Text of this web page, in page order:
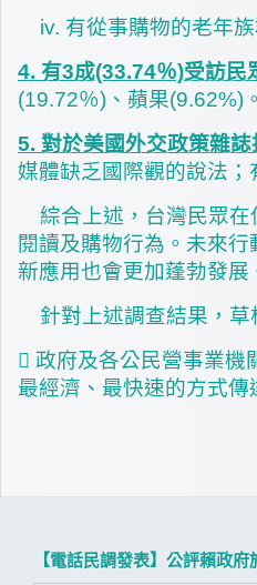
iv. 有從事購物的老年
4. 有3成(33.74％)受訪民
(19.72％)、蘋果(9.62%)。
5. 對於美國外交政策雜
媒體缺乏國際觀的說法
綜合上述，台灣民眾在
閱讀及購物行為。未來
新應用也會更加蓬勃發展
針對上述調查結果，草
 政府及各公民營事業機
最經濟、最快速的方式傳
【電話民調發表】公評賴政